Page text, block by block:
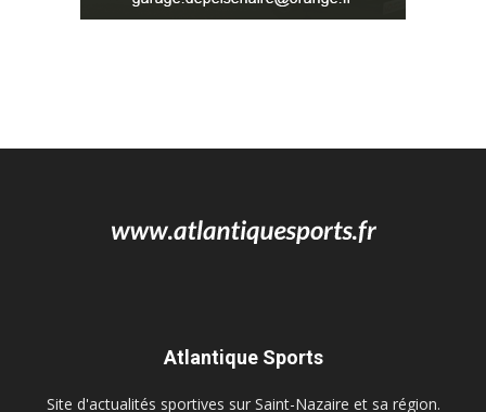
Atlantique Sports
Site d'actualités sportives sur Saint-Nazaire et sa région.